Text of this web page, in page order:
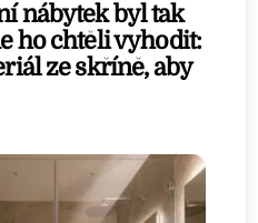
nábytek byl tak
ho chtěli vyhodit:
ze skříně, aby